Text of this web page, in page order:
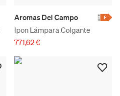
Aromas Del Campo
Ipon Lámpara Colgante
F
771,62 €